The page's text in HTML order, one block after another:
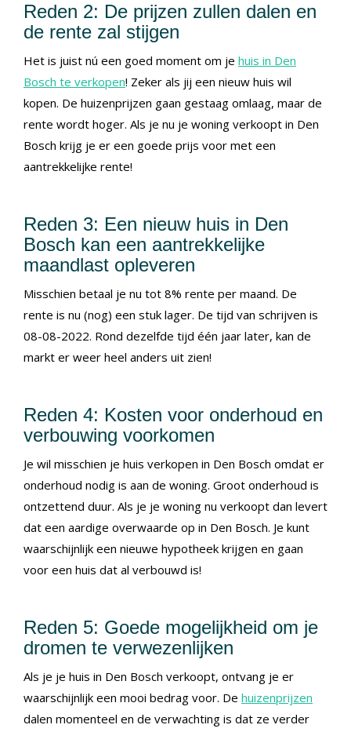
Reden 2: De prijzen zullen dalen en
de rente zal stijgen
Het is juist nú een goed moment om je huis in Den
Bosch te verkopen! Zeker als jij een nieuw huis wil
kopen. De huizenprijzen gaan gestaag omlaag, maar de
rente wordt hoger. Als je nu je woning verkoopt in Den
Bosch krijg je er een goede prijs voor met een
aantrekkelijke rente!
Reden 3: Een nieuw huis in Den
Bosch kan een aantrekkelijke
maandlast opleveren
Misschien betaal je nu tot 8% rente per maand. De
rente is nu (nog) een stuk lager. De tijd van schrijven is
08-08-2022. Rond dezelfde tijd één jaar later, kan de
markt er weer heel anders uit zien!
Reden 4: Kosten voor onderhoud en
verbouwing voorkomen
Je wil misschien je huis verkopen in Den Bosch omdat er
onderhoud nodig is aan de woning. Groot onderhoud is
ontzettend duur. Als je je woning nu verkoopt dan levert
dat een aardige overwaarde op in Den Bosch. Je kunt
waarschijnlijk een nieuwe hypotheek krijgen en gaan
voor een huis dat al verbouwd is!
Reden 5: Goede mogelijkheid om je
dromen te verwezenlijken
Als je je huis in Den Bosch verkoopt, ontvang je er
waarschijnlijk een mooi bedrag voor. De huizenprijzen
dalen momenteel en de verwachting is dat ze verder